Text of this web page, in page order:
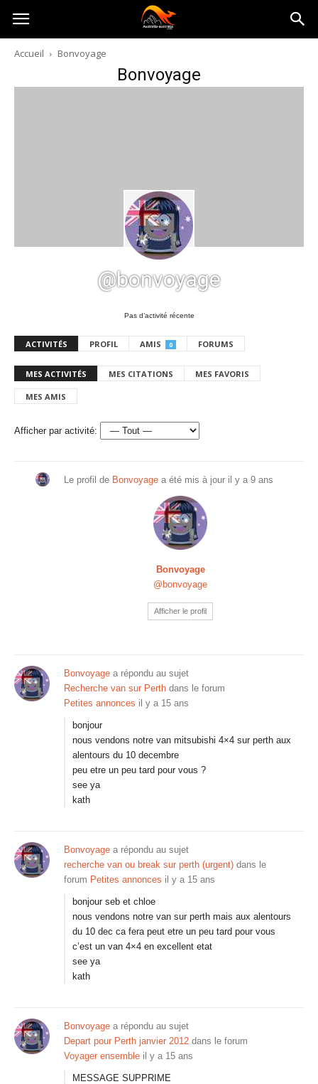
Australia-
australie.com
Accueil Bonvoyage
Bonvoyage
@bonvoyage
Pas d’activité récente
ACTIVITÉS PROFIL AMIS 0 FORUMS
MES ACTIVITÉS MES CITATIONS MES FAVORIS
MES AMIS
Afficher par activité:
Le profil de Bonvoyage a été mis à jour il y a 9 ans
Bonvoyage
@bonvoyage
Afficher le profil
Bonvoyage a répondu au sujet
Recherche van sur Perth dans le forum
Petites annonces il y a 15 ans
bonjour
nous vendons notre van mitsubishi 4×4 sur perth aux
alentours du 10 decembre
peu etre un peu tard pour vous ?
see ya
kath
Bonvoyage a répondu au sujet
recherche van ou break sur perth (urgent) dans le
forum Petites annonces il y a 15 ans
bonjour seb et chloe
nous vendons notre van sur perth mais aux alentours
du 10 dec ca fera peut etre un peu tard pour vous
c’est un van 4×4 en excellent etat
see ya
kath
Bonvoyage a répondu au sujet
Depart pour Perth janvier 2012 dans le forum
Voyager ensemble il y a 15 ans
MESSAGE SUPPRIME